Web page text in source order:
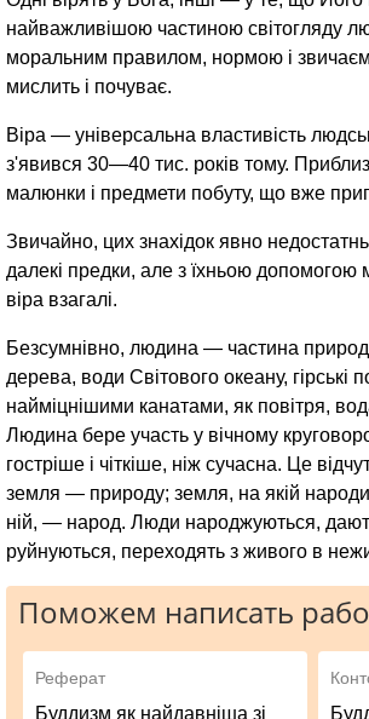
найважливішою частиною світогляду
моральним правилом, нормою і
мислить і почуває.
Віра — універсальна властивість
з'явився 30—40 тис. років тому.
малюнки і предмети побуту, що вже
Звичайно, цих знахідок явно
далекі предки, але з їхньою
віра взагалі.
Безсумнівно, людина — частина
дерева, води Світового океану,
найміцнішими канатами, як повітря,
Людина бере участь у вічному
гостріше і чіткіше, ніж сучасна. Це
земля — природу; земля, на якій
ній, — народ. Люди народжуються,
руйнуються, переходять з живого в
Поможем написать
Реферат
Буддизм як найдавніша зі